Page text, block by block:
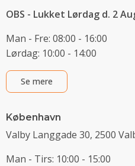
OBS - Lukket Lørdag d. 2
Man - Fre: 08:00 - 16:00
Lørdag: 10:00 - 14:00
Se mere
København
Valby Langgade 30, 2500
Man - Tirs: 10:00 - 15:00